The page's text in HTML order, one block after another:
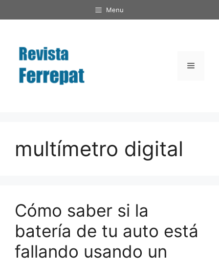
al
Menu
Menú
multímetro digital
Cómo saber si la
batería de tu auto está
fallando usando un